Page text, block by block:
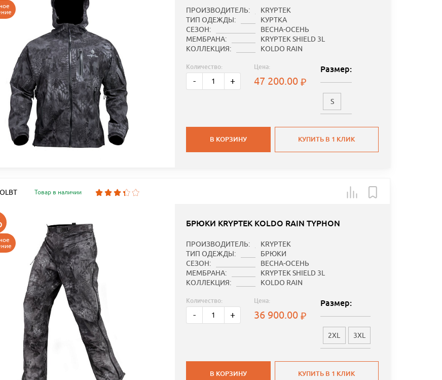
ПРОИЗВОДИТЕЛЬ:
KRYPTEK
ТИП ОДЕЖДЫ:
КУРТКА
СЕЗОН:
ВЕСНА-ОСЕНЬ
МЕМБРАНА:
KRYPTEK SHIELD 3L
КОЛЛЕКЦИЯ:
KOLDO RAIN
Количество:
- +
Цена:
47 200.00
Размер:
S
В КОРЗИНУ КУПИТЬ В 1 КЛИК
Товар в наличии
БРЮКИ KRYPTEK KOLDO RAIN TYPHON
ПРОИЗВОДИТЕЛЬ:
KRYPTEK
ТИП ОДЕЖДЫ:
БРЮКИ
СЕЗОН:
ВЕСНА-ОСЕНЬ
МЕМБРАНА:
KRYPTEK SHIELD 3L
КОЛЛЕКЦИЯ:
KOLDO RAIN
Количество:
- +
Цена:
36 900.00
Размер:
2XL 3XL
В КОРЗИНУ КУПИТЬ В 1 КЛИК